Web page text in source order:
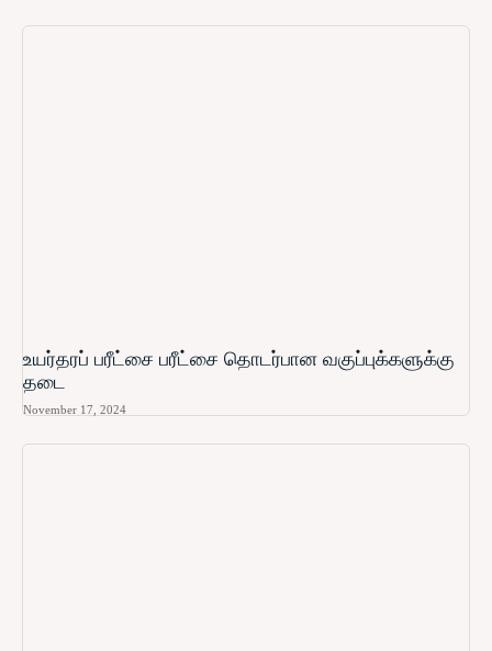
உயர்தரப் பரீட்சை பரீட்சை தொடர்பான வகுப்புக்களுக்கு
தடை
November 17, 2024